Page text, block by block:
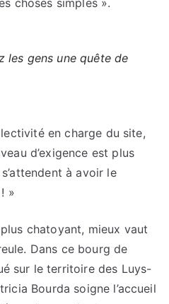
les gens une quête de
en charge du site,
d’exigence est plus
à avoir le
»
chatoyant, mieux vaut
Dans ce bourg de
sur le territoire des Luys-
Bourda soigne l’accueil